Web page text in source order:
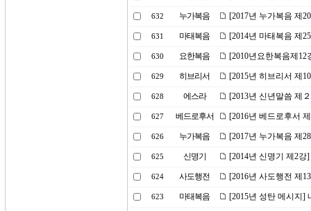
632 누가복음 [2017년 누가복음 제
631 마태복음 [2014년 마태복음 제
630 요한복음 [2010년요한복음제12
629 히브리서 [2015년 히브리서 제
628 에스라 [2013년 신년말씀 제
627 베드로후서 [2016년 베드로후서
626 누가복음 [2017년 누가복음 제
625 신명기 [2014년 신명기 제2
624 사도행전 [2016년 사도행전 제
623 마태복음 [2015년 성탄 메시지]